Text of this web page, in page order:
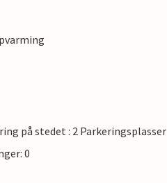
på stedet : 2 Parkeringsplasser
0